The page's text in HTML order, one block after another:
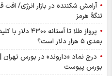
آرامش شکننده در بازار انرژی/
تنگۀ هرمز
پرواز طلا تا
بعدی ۵ هزار دلار است؟
درج نماد «داروند» در بورس تهران
بورس پیوست